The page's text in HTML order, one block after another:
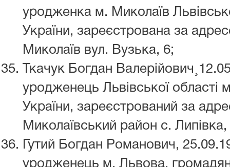
уродженка м. Миколаїв
України, зареєстрована за
Миколаїв вул. Вузька, 6;
Ткачук Богдан
уродженець Львівської області
України, зареєстрований за
Миколаївський район с.
Гутий Богдан Романович,
уродженець м. Львова,